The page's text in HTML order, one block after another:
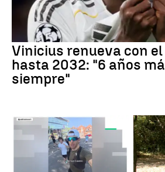
Vinicius renueva con
hasta 2032: "6 años
siempre"